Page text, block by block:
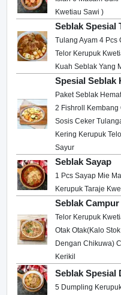
Kwetiau Sawi )
Seblak Spesial
Tulang Ayam 4 Pcs
Telor Kerupuk
Kuah Seblak Yang
Spesial Seblak
Paket Seblak
2 Fishroll
Sosis Ceker
Kering Kerupuk
Sayur
Seblak Sayap
1 Pcs Sayap Mie
Kerupuk Taraje
Seblak
Telor Kerupuk
Otak Otak(Kalo
Dengan Chikuwa)
Kerikil
Seblak Spesial
5 Dumpling